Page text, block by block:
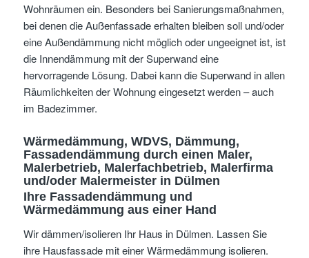
Wohnräumen ein. Besonders bei Sanierungsmaßnahmen,
bei denen die Außenfassade erhalten bleiben soll und/oder
eine Außendämmung nicht möglich oder ungeeignet ist, ist
die Innendämmung mit der Superwand eine
hervorragende Lösung. Dabei kann die Superwand in allen
Räumlichkeiten der Wohnung eingesetzt werden – auch
im Badezimmer.
Wärmedämmung, WDVS, Dämmung,
Fassadendämmung durch einen Maler,
Malerbetrieb, Malerfachbetrieb, Malerfirma
und/oder Malermeister in Dülmen
Ihre Fassadendämmung und
Wärmedämmung aus einer Hand
Wir dämmen/isolieren Ihr Haus in Dülmen. Lassen Sie
ihre Hausfassade mit einer Wärmedämmung isolieren.